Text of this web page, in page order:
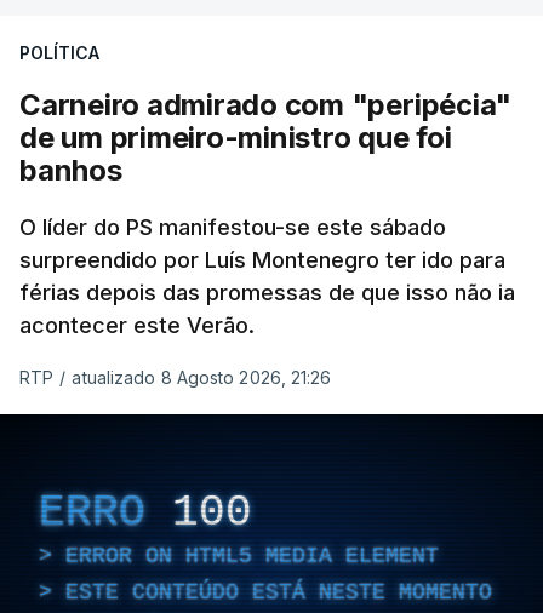
POLÍTICA
Carneiro admirado com "peripécia"
de um primeiro-ministro que foi
banhos
O líder do PS manifestou-se este sábado
surpreendido por Luís Montenegro ter ido para
férias depois das promessas de que isso não ia
acontecer este Verão.
RTP / atualizado 8 Agosto 2026, 21:26
ERRO 100
ERROR ON HTML5 MEDIA ELEMENT
ESTE CONTEÚDO ESTÁ NESTE MOMENTO